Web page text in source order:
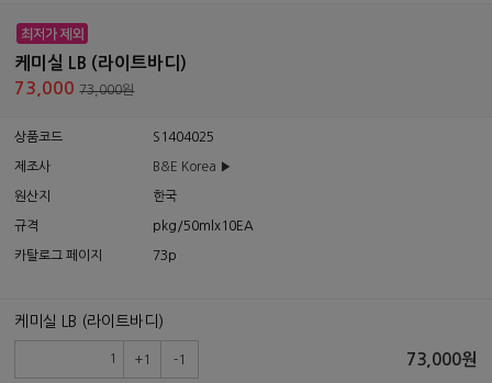
케미실 LB (라이트바디)
73,000 73,000원
상품코드 S1404025
제조사 B&E Korea ▶
원산지 한국
규격 pkg/50mlx10EA
카탈로그 페이지 73p
케미실 LB (라이트바디)
+1 -1 73,000원